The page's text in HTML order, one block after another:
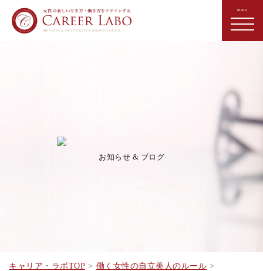
お知らせ & ブログ
キャリア・ラボTOP
働く女性の自立美人のルール